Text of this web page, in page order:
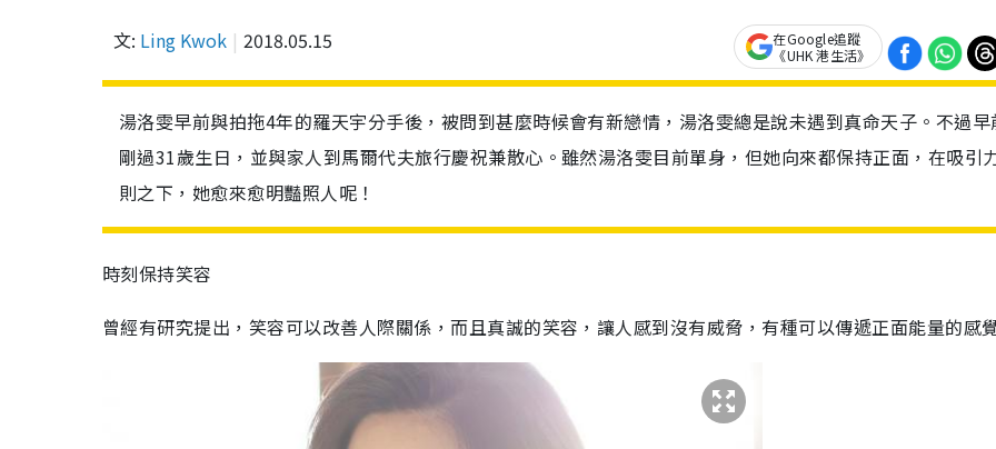
文: Ling Kwok 2018.05.15
在Google追蹤
《UHK 港生活》
湯洛雯早前與拍拖4年的羅天宇分手後，被問到甚麼時候會有新戀情，湯洛雯總是說未遇到真命天子。不過早
剛過31歲生日，並與家人到馬爾代夫旅行慶祝兼散心。雖然湯洛雯目前單身，但她向來都保持正面，在吸引
則之下，她愈來愈明豔照人呢！
時刻保持笑容
曾經有研究提出，笑容可以改善人際關係，而且真誠的笑容，讓人感到沒有威脅，有種可以傳遞正面能量的感